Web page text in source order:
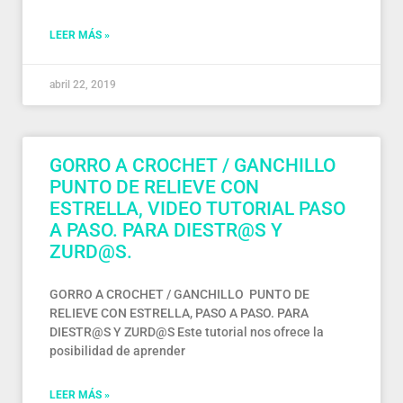
LEER MÁS »
abril 22, 2019
GORRO A CROCHET / GANCHILLO
PUNTO DE RELIEVE CON
ESTRELLA, VIDEO TUTORIAL PASO
A PASO. PARA DIESTR@S Y
ZURD@S.
GORRO A CROCHET / GANCHILLO PUNTO DE
RELIEVE CON ESTRELLA, PASO A PASO. PARA
DIESTR@S Y ZURD@S Este tutorial nos ofrece la
posibilidad de aprender
LEER MÁS »